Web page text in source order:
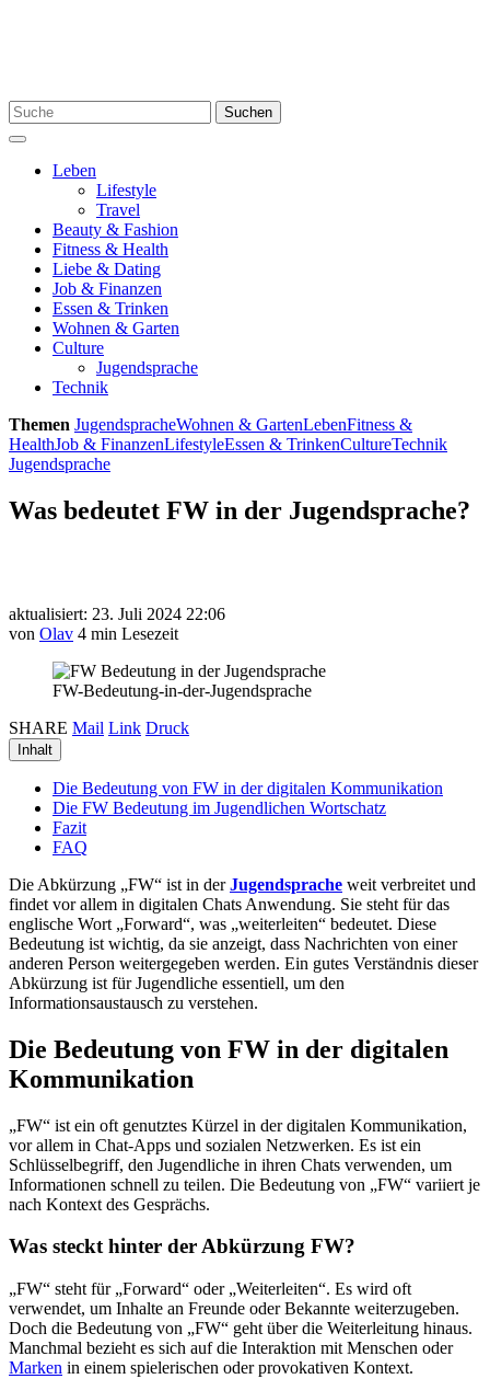
Search
for:
Suchen
Menu
Leben
Lifestyle
Travel
Beauty & Fashion
Fitness & Health
Liebe & Dating
Job & Finanzen
Essen & Trinken
Wohnen & Garten
Culture
Jugendsprache
Technik
Themen JugendspracheWohnen & GartenLebenFitness &
HealthJob & FinanzenLifestyleEssen & TrinkenCultureTechnik
Jugendsprache
Was bedeutet FW in der Jugendsprache?
aktualisiert: 23. Juli 2024 22:06
von Olav 4 min Lesezeit
FW-Bedeutung-in-der-Jugendsprache
SHARE Mail Link Druck
Inhalt
Die Bedeutung von FW in der digitalen Kommunikation
Die FW Bedeutung im Jugendlichen Wortschatz
Fazit
FAQ
Die Abkürzung „FW“ ist in derJugendsprache weit verbreitet und
findet vor allem in digitalen Chats Anwendung. Sie steht für das
englische Wort „Forward“, was „weiterleiten“ bedeutet. Diese
Bedeutung ist wichtig, da sie anzeigt, dass Nachrichten von einer
anderen Person weitergegeben werden. Ein gutes Verständnis dieser
Abkürzung ist für Jugendliche essentiell, um den
Informationsaustausch zu verstehen.
Die Bedeutung von FW in der digitalen
Kommunikation
„FW“ ist ein oft genutztes Kürzel in der digitalen Kommunikation,
vor allem in Chat-Apps und sozialen Netzwerken. Es ist ein
Schlüsselbegriff, den Jugendliche in ihren Chats verwenden, um
Informationen schnell zu teilen. Die Bedeutung von „FW“ variiert je
nach Kontext des Gesprächs.
Was steckt hinter der Abkürzung FW?
„FW“ steht für „Forward“ oder „Weiterleiten“. Es wird oft
verwendet, um Inhalte an Freunde oder Bekannte weiterzugeben.
Doch die Bedeutung von „FW“ geht über die Weiterleitung hinaus.
Manchmal bezieht es sich auf die Interaktion mit Menschen oder
Marken in einem spielerischen oder provokativen Kontext.